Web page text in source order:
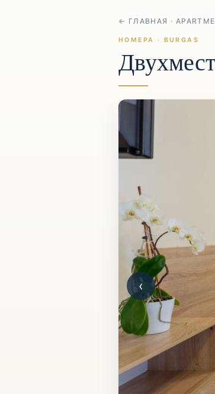
← ГЛАВНАЯ ·
НОМЕРА · BURGAS
‹